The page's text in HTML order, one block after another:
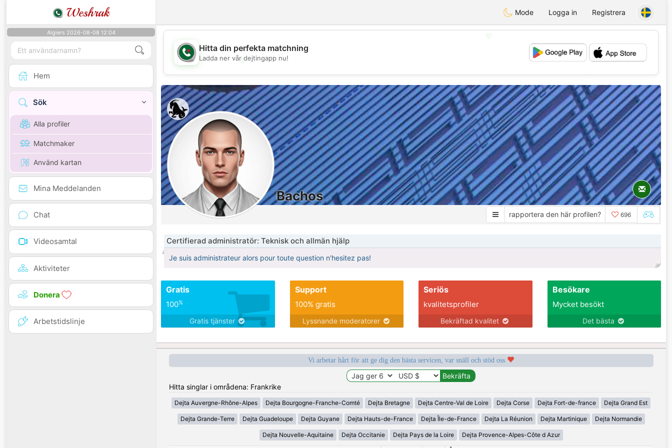
Weshrak Mode Logga in Registrera
Algiers 2026-08-08 12:04
Hem
Sök
Alla profiler
Matchmaker
Använd kartan
Mina Meddelanden
Chat
Videosamtal
Aktiviteter
Donera
Arbetstidslinje
💖
💕
💕
Hitta din perfekta matchning
Ladda ner vår dejtingapp nu!
Bachos
rapportera den här profilen? 696
Certifierad administratör: Teknisk och allmän hjälp
Je suis administrateur alors pour toute question n'hesitez pas!
Gratis
100%
Gratis tjänster
Support
100% gratis
Lyssnande moderatorer
Seriös
kvalitetsprofiler
Bekräftad kvalitet
Besökare
Mycket besökt
Det bästa
Vi arbetar hårt för att ge dig den bästa servicen, var snäll och stöd oss
Hitta singlar i områdena: Frankrike
Dejta Auvergne-Rhône-Alpes Dejta Bourgogne-Franche-Comté Dejta Bretagne Dejta Centre-Val de Loire Dejta Corse Dejta Fort-de-france Dejta Grand Est
Dejta Grande-Terre Dejta Guadeloupe Dejta Guyane Dejta Hauts-de-France Dejta Île-de-France Dejta La Réunion Dejta Martinique Dejta Normandie
Dejta Nouvelle-Aquitaine Dejta Occitanie Dejta Pays de la Loire Dejta Provence-Alpes-Côte d Azur